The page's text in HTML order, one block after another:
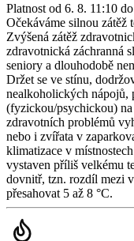
Platnost od 6. 8. 11:10
Očekáváme silnou zátěž
Zvýšená zátěž
zdravotnická záchranná
seniory a dlouhodobě
Držet se ve stínu,
nealkoholických nápojů,
(fyzickou/psychickou)
zdravotních problémů
nebo i zvířata v
klimatizace v
vystaven příliš velkému
dovnitř, tzn. rozdíl mezi
přesahovat 5 až 8 °C.